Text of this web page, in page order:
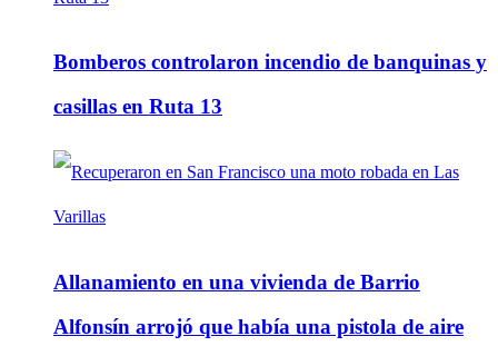
Bomberos controlaron incendio de banquinas y
casillas en Ruta 13
Allanamiento en una vivienda de Barrio
Alfonsín arrojó que había una pistola de aire